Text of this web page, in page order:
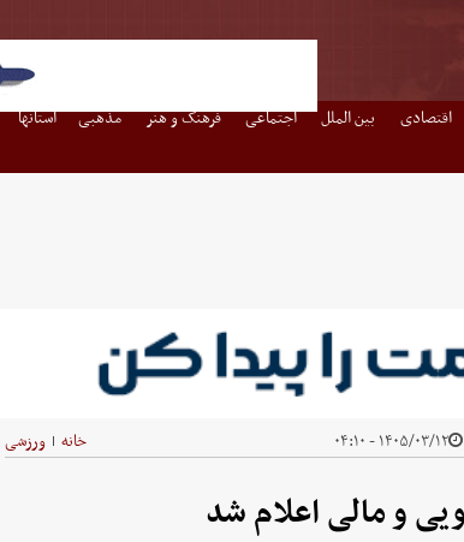
اقتصادی بین الملل اجتماعی فرهنگ و هنر مذهبی استانها
۱۴۰۵/۰۳/۱۲ - ۰۴:۱۰ خانه | ورزشی
و مالی اعلام شد